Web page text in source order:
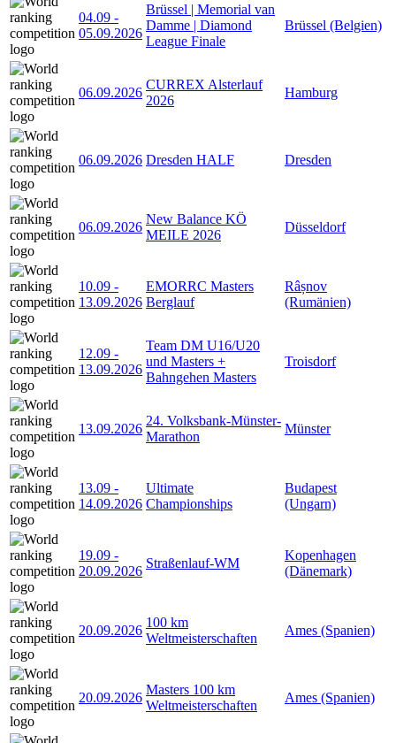
04.09 -
05.09.2026
Brüssel | Memorial van
Damme | Diamond
League Finale
Brüssel (Belgien)
06.09.2026
CURREX Alsterlauf
2026
Hamburg
06.09.2026 Dresden HALF Dresden
06.09.2026
New Balance KÖ
MEILE 2026
Düsseldorf
10.09 -
13.09.2026
EMORRC Masters
Berglauf
Râșnov
(Rumänien)
12.09 -
13.09.2026
Team DM U16/U20
und Masters +
Bahngehen Masters
Troisdorf
13.09.2026
24. Volksbank-Münster-
Marathon
Münster
13.09 -
14.09.2026
Ultimate
Championships
Budapest
(Ungarn)
19.09 -
20.09.2026
Straßenlauf-WM
Kopenhagen
(Dänemark)
20.09.2026
100 km
Weltmeisterschaften
Ames (Spanien)
20.09.2026
Masters 100 km
Weltmeisterschaften
Ames (Spanien)